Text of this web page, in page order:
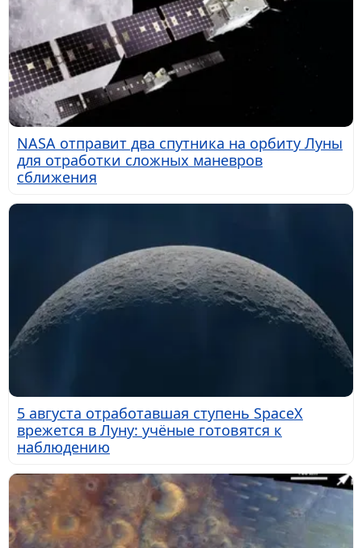
NASA отправит два спутника на орбиту Луны
для отработки сложных маневров
сближения
5 августа отработавшая ступень SpaceX
врежется в Луну: учёные готовятся к
наблюдению